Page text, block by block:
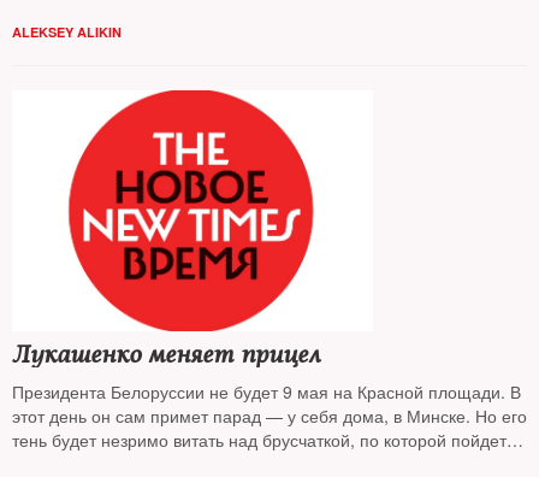
и самолет ПАК ФА — возможные события и разочарования
ALEKSEY ALIKIN
Лукашенко меняет прицел
Президента Белоруссии не будет 9 мая на Красной площади. В
этот день он сам примет парад — у себя дома, в Минске. Но его
тень будет незримо витать над брусчаткой, по которой пойдет